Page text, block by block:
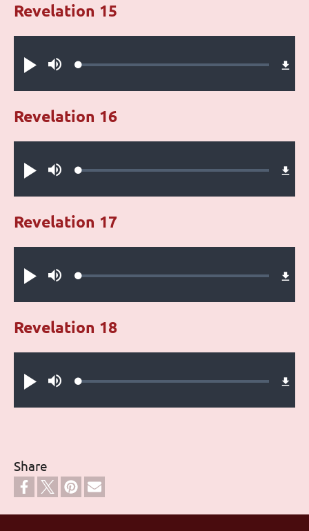
Play MuteLoaded:
Revelation 15
Play MuteLoaded:
Revelation 16
Play MuteLoaded:
Revelation 17
Play MuteLoaded:
Revelation 18
Share